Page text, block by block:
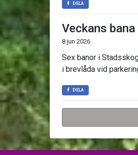
DELA
Veckans
8 jun 2026
Sex banor i
i brevlåda vid
DELA